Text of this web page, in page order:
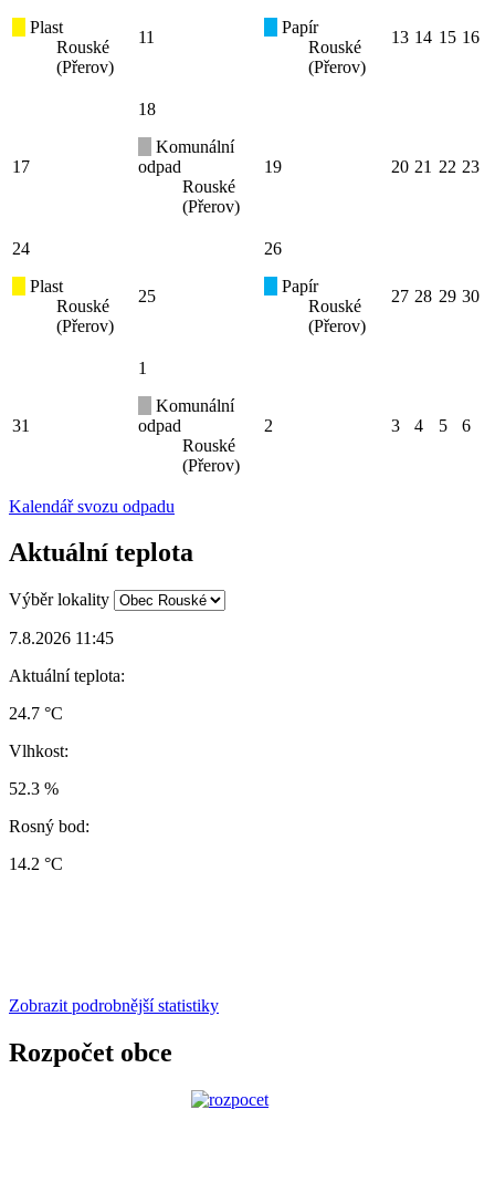
Plast
Rouské
(Přerov)
11
Papír
Rouské
(Přerov)
13 14 15 16
17
18
Komunální
odpad
Rouské
(Přerov)
19 20 21 22 23
24
Plast
Rouské
(Přerov)
25
26
Papír
Rouské
(Přerov)
27 28 29 30
31
1
Komunální
odpad
Rouské
(Přerov)
2 3 4 5 6
Kalendář svozu odpadu
Aktuální teplota
Výběr lokality
7.8.2026 11:45
Aktuální teplota:
24.7 °C
Vlhkost:
52.3 %
Rosný bod:
14.2 °C
Zobrazit podrobnější statistiky
Rozpočet obce